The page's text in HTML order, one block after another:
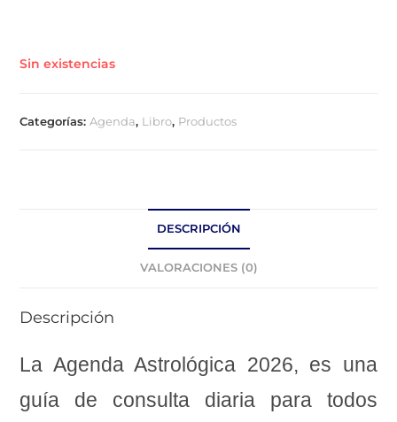
Sin existencias
Categorías:Agenda, Libro, Productos
DESCRIPCIÓN
VALORACIONES (0)
Descripción
La Agenda Astrológica 2026, es una
guía de consulta diaria para todos